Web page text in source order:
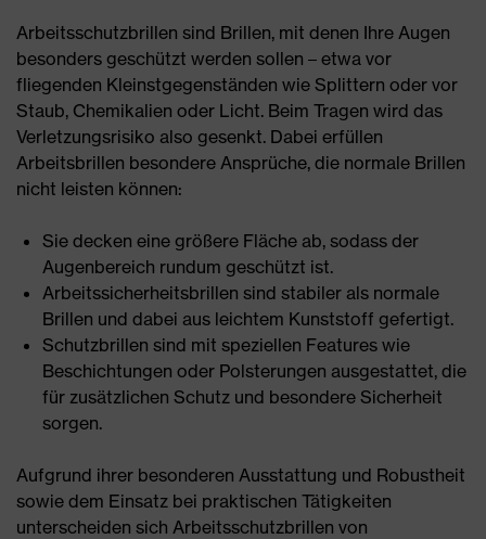
Arbeitsschutzbrillen sind Brillen, mit denen Ihre Augen
besonders geschützt werden sollen – etwa vor
fliegenden Kleinstgegenständen wie Splittern oder vor
Staub, Chemikalien oder Licht. Beim Tragen wird das
Verletzungsrisiko also gesenkt. Dabei erfüllen
Arbeitsbrillen besondere Ansprüche, die normale Brillen
nicht leisten können:
Sie decken eine größere Fläche ab, sodass der
Augenbereich rundum geschützt ist.
Arbeitssicherheitsbrillen sind stabiler als normale
Brillen und dabei aus leichtem Kunststoff gefertigt.
Schutzbrillen sind mit speziellen Features wie
Beschichtungen oder Polsterungen ausgestattet, die
für zusätzlichen Schutz und besondere Sicherheit
sorgen.
Aufgrund ihrer besonderen Ausstattung und Robustheit
sowie dem Einsatz bei praktischen Tätigkeiten
unterscheiden sich Arbeitsschutzbrillen von